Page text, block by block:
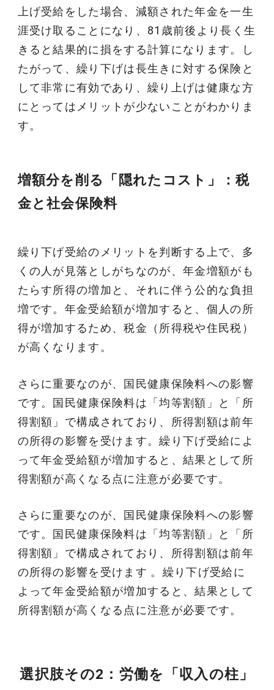
上げ受給をした場合、減額された年金を一生
涯受け取ることになり、81歳前後より長く生
きると結果的に損をする計算になります。し
たがって、繰り下げは長生きに対する保険と
して非常に有効であり、繰り上げは健康な方
にとってはメリットが少ないことがわかりま
す。
増額分を削る「隠れたコスト」：税
金と社会保険料
繰り下げ受給のメリットを判断する上で、多
くの人が見落としがちなのが、年金増額がも
たらす所得の増加と、それに伴う公的な負担
増です。年金受給額が増加すると、個人の所
得が増加するため、税金（所得税や住民税）
が高くなります。
さらに重要なのが、国民健康保険料への影響
です。国民健康保険料は「均等割額」と「所
得割額」で構成されており、所得割額は前年
の所得の影響を受けます。繰り下げ受給によ
って年金受給額が増加すると、結果として所
得割額が高くなる点に注意が必要です。
さらに重要なのが、国民健康保険料への影響
です。国民健康保険料は「均等割額」と「所
得割額」で構成されており、所得割額は前年
の所得の影響を受けます 。繰り下げ受給に
よって年金受給額が増加すると、結果として
所得割額が高くなる点に注意が必要です。
選択肢その2：労働を「収入の柱」